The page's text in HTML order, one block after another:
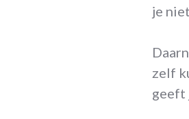
je
zelf
geeft